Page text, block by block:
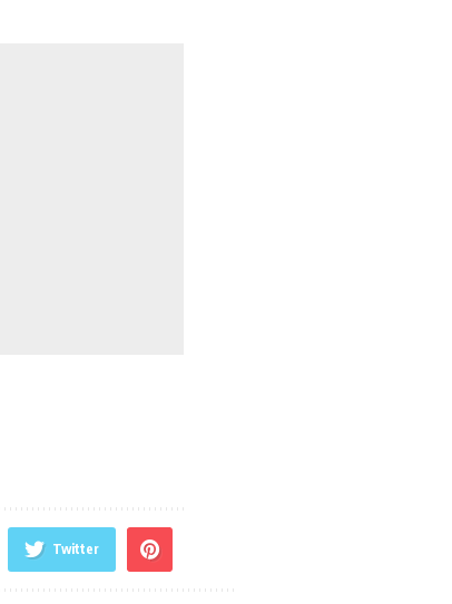
Twitter